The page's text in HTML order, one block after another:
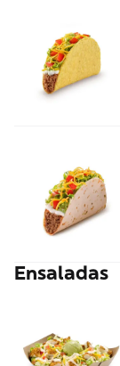
Ensaladas